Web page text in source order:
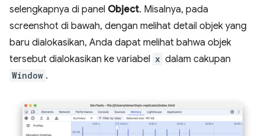
selengkapnya di panel Object. Misalnya, pada
screenshot di bawah, dengan melihat detail objek yang
baru dialokasikan, Anda dapat melihat bahwa objek
tersebut dialokasikan ke variabel x dalam cakupan
Window .